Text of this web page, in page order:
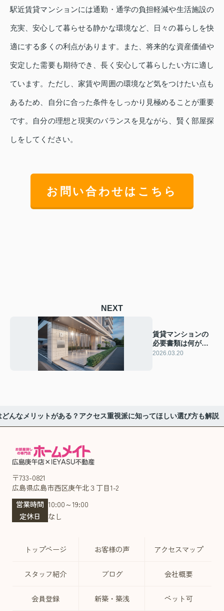
駅近賃貸マンションには通勤・通学の負担軽減や生活施設の
充実、安心して暮らせる静かな環境など、日々の暮らしを快
適にする多くの利点があります。また、将来的な資産価値や
安定した需要も期待でき、長く安心して暮らしたい方に適し
ています。ただし、家賃や周囲の環境など気をつけたい点も
あるため、自分に合った条件をしっかり見極めることが重要
です。自分の理想と現実のバランスを見ながら、賢く部屋探
しをしてください。
お問い合わせはこちら
NEXT
賃貸マンションの
必要書類は何が要
る？チェックリス
2026.03.20
んなメリットがある？アクセス重視派に知ってほしい選び方も解説
〒733-0821
広島県広島市西区庚午北３丁目1-2
営業時間 10:00～19:00
定休日
なし
トップページ お客様の声 アクセスマップ
スタッフ紹介 ブログ 会社概要
会員登録 新築・築浅 ペット可